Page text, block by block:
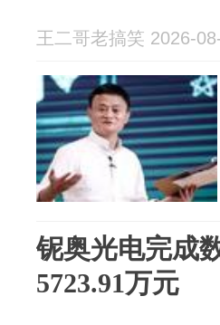
王二哥老搞笑 2026-
铌奥光电完成
5723.91万元